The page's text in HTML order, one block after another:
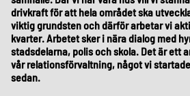
drivkraft för att hela området ska
viktig grundsten och därför arbetar vi
kvarter. Arbetet sker i nära dialog med
stadsdelarna, polis och skola. Det är ett
vår relationsförvaltning, något vi
sedan.